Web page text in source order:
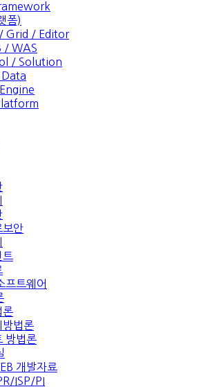
폼)
Grid / Editor
/ WAS
/ Solution
보안
트
프트웨어
론
방법론
방법론
개발자료
ISP/PI